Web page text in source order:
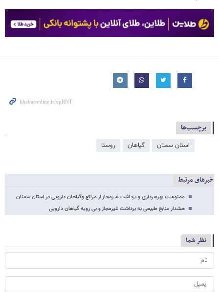
برچسب‌ها
استان سمنان گیاهان روستا
خبرهای مرتبط
ممنوعیت بهره‌برداری و برداشت غیرمجاز از مراتع وگیاهان دارویی در استان سمنان
هشدار منابع طبیعی به برداشت غیرمجاز و بی رویه گیاهان دارویی
نظر شما